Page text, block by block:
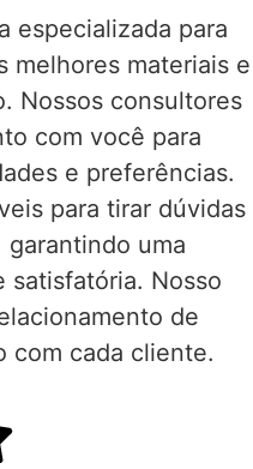
especializada para
melhores materiais e
Nossos consultores
com você para
e preferências.
para tirar dúvidas
uma
satisfatória. Nosso
de
com cada cliente.